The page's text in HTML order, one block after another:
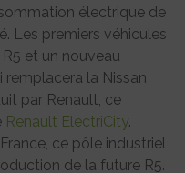
électrique de
Les premiers véhicules
et un nouveau
la Nissan
par Renault, ce
Renault ElectriCity.
ce pôle industriel
de la future R5.